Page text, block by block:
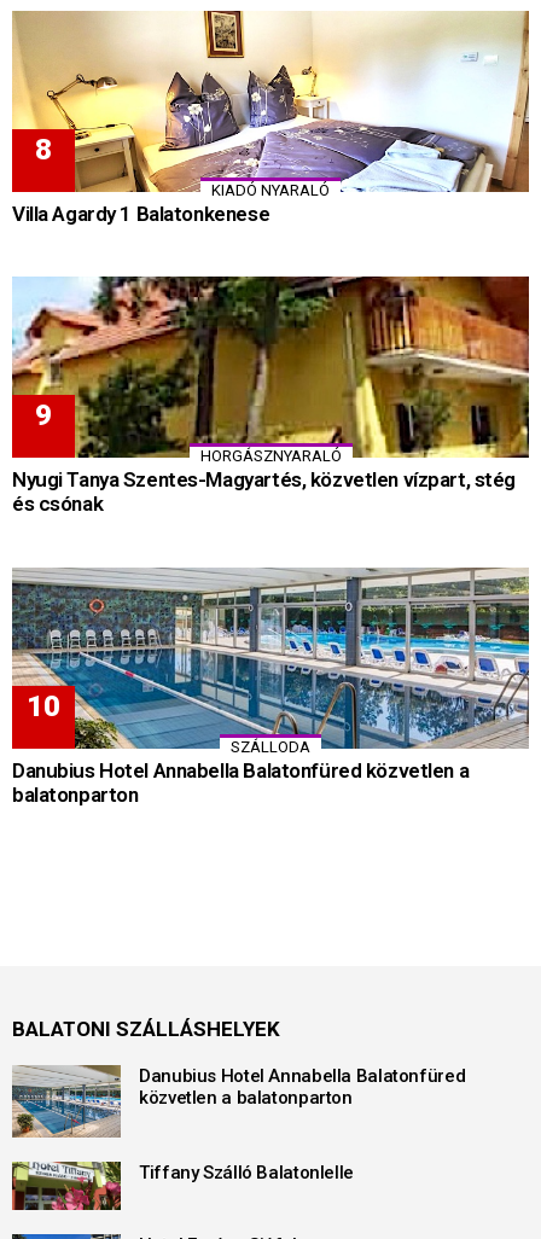
KIADÓ NYARALÓ
Villa Agardy 1 Balatonkenese
HORGÁSZNYARALÓ
Nyugi Tanya Szentes-Magyartés, közvetlen vízpart, stég
és csónak
SZÁLLODA
Danubius Hotel Annabella Balatonfüred közvetlen a
balatonparton
BALATONI SZÁLLÁSHELYEK
Danubius Hotel Annabella Balatonfüred
közvetlen a balatonparton
Tiffany Szálló Balatonlelle